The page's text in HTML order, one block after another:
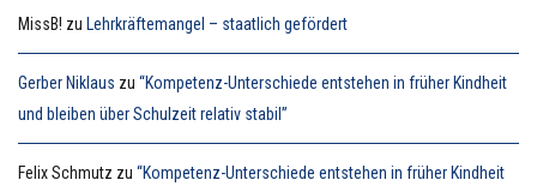
MissB! zu Lehrkräftemangel – staatlich gefördert
Gerber Niklaus zu “Kompetenz-Unterschiede entstehen in früher Kindheit
und bleiben über Schulzeit relativ stabil”
Felix Schmutz zu “Kompetenz-Unterschiede entstehen in früher Kindheit